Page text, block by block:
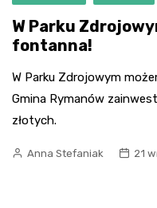
W Parku
fontanna!
W Parku Zdrojowym
Gmina Rymanów
złotych.
Anna Stefaniak 21